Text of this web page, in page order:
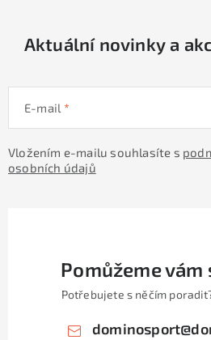
Aktuální novinky a
E-mail
Vložením e-mailu souhlasíte s
osobních údajů
Pomůžeme vám
Potřebujete s něčím
dominosport@